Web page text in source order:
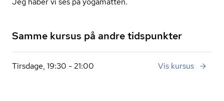
Samme kursus på andre tidspunkter
Tirsdage, 19:30 - 21:00 Vis kursus